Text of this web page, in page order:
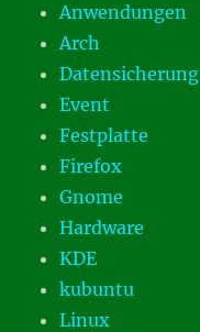
Anwendungen
Arch
Datensicherung
Event
Festplatte
Firefox
Gnome
Hardware
KDE
kubuntu
Linux